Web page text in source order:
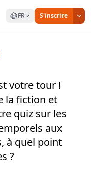
FR S'inscrire
votre tour !
la fiction et
quiz sur les
aux
à quel point
?